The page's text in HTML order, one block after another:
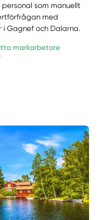
som manuellt
med
Gagnef och Dalarna.
markarbetare